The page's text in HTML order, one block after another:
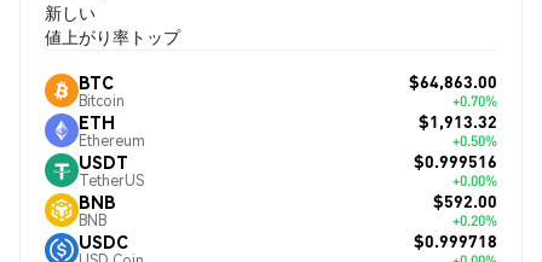
新しい
値上がり率トップ
BTC
Bitcoin
$64,863.00
+0.70%
ETH
Ethereum
$1,913.32
+0.50%
USDT
TetherUS
$0.999516
+0.00%
BNB
BNB
$592.00
+0.20%
USDC $0.999718